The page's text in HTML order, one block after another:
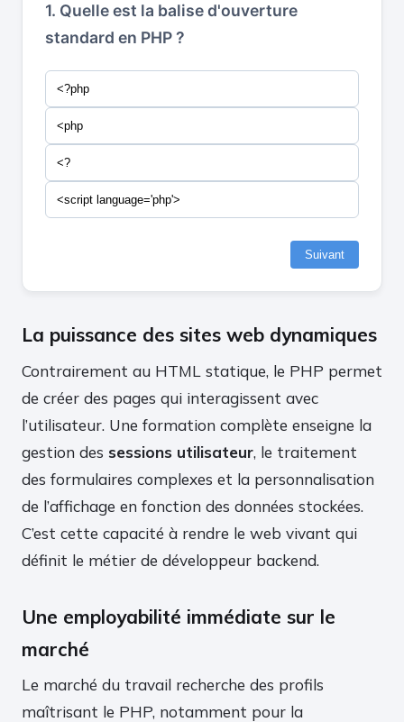
1. Quelle est la balise d'ouverture
standard en PHP ?
<?php
<php
<?
<script language='php'>
Suivant
La puissance des sites web dynamiques
Contrairement au HTML statique, le PHP permet
de créer des pages qui interagissent avec
l’utilisateur. Une formation complète enseigne la
gestion des sessions utilisateur, le traitement
des formulaires complexes et la personnalisation
de l’affichage en fonction des données stockées.
C’est cette capacité à rendre le web vivant qui
définit le métier de développeur backend.
Une employabilité immédiate sur le
marché
Le marché du travail recherche des profils
maîtrisant le PHP, notamment pour la